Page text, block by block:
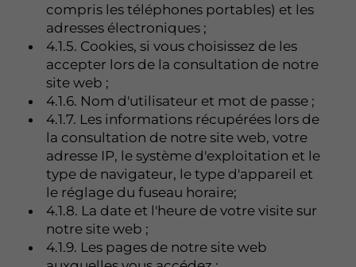
compris les téléphones portables) et les
adresses électroniques ;
4.1.5. Cookies, si vous choisissez de les
accepter lors de la consultation de notre
site web ;
4.1.6. Nom d'utilisateur et mot de passe ;
4.1.7. Les informations récupérées lors de
la consultation de notre site web, votre
adresse IP, le système d'exploitation et le
type de navigateur, le type d'appareil et
le réglage du fuseau horaire;
4.1.8. La date et l'heure de votre visite sur
notre site web ;
4.1.9. Les pages de notre site web